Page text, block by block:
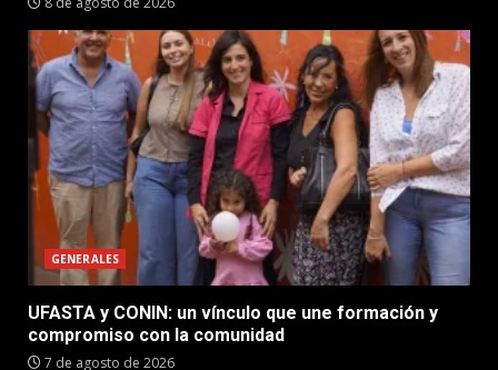
GENERALES
UFASTA y CONIN: un vínculo que une formación y
compromiso con la comunidad
7 de agosto de 2026